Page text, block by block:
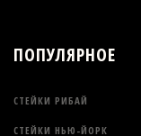
ПОПУЛЯРНОЕ
СТЕЙКИ РИБАЙ
СТЕЙКИ НЬЮ-ЙОРК